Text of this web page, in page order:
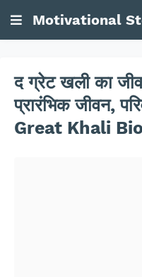
Motivational
द ग्रेट खली का
प्रारंभिक जीवन,
Great Khali